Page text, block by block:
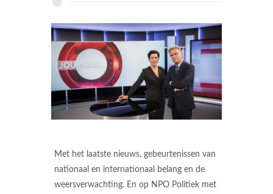
Met het laatste nieuws, gebeurtenissen van
nationaal en internationaal belang en de
weersverwachting. En op NPO Politiek met